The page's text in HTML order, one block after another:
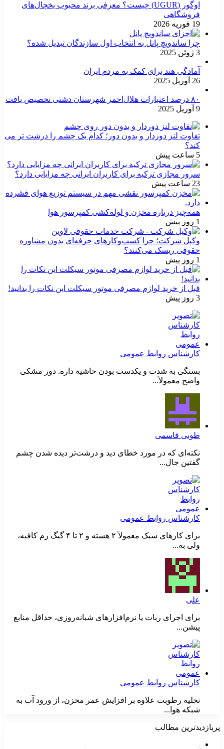
اوگور (UGUR) چیست؟ معرفی برند محبوب یخچال‌های
فروشگاهی
19 فوریه 2026
چرا ساندویچ پانل به انتخاب اول سازندگان تبدیل شده؟
3 ژوئن 2025
آمادگی هند برای کمک به مردم ایران
26 آوریل 2025
۸۰ درصد اعتبارات هلال‌احمر شهرستان دشتی تخصیص یافت
9 آوریل 2025
تفاوت لنز دوردار و بدون دور؛ کدام یک چشم را درشت تر می
کند؟
5 ساعت پیش
سرور مجازی ترکیه برای کاربران ایرانی چه مزایایی دارد؟
23 ساعت پیش
همه‌چیز درباره مخزن و لوله‌کشی کمپرسور هوا
1 روز پیش
وکیل شرکت؛ چرا کسب‌وکارهای حرفه‌ای بدون مشاوره
حقوقی ریسک می‌کنند؟
1 روز پیش
قبل از خرید لوازم مصرفی موتور سیکلت این نکات را بدانید!
3 روز پیش
کارشناس روابط عمومی
بستگی به شدت و یکدست بودن حاشیه داره. دور مشکی
واضح معمولاً...
طوبی قاسمی
نکته‌ای که در مورد خطای دید و درشت‌تر دیده شدن چشم
گفتین جال...
کارشناس روابط عمومی
برای کارهای سبک معمولاً ۲ هسته و ۲ تا ۴ گیگ رم کافیه،
ولی به...
علی
برای اجرای ربات یا نرم‌افزارهای شبانه‌روزی، حداقل منابع
پیشن...
کارشناس روابط عمومی
تخلیه رطوبت علاوه بر افزایش عمر مخزن، از ورود آب به
شبکه هوا...
پربازدیدترین مطالب